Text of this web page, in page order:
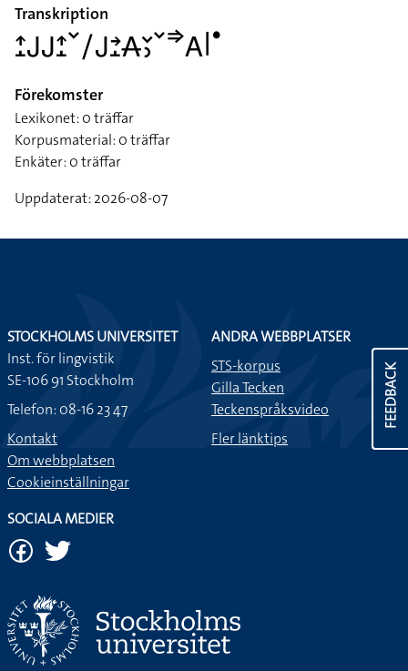
Transkription
􌤴􌤸􌤢􌤢􌤴􌤸􌥧􌥠􌤢􌥔􌤸􌥄􌥖􌤶􌥧􌦆􌤤􌥼􌤟
Förekomster
Lexikonet: 0 träffar
Korpusmaterial: 0 träffar
Enkäter: 0 träffar
Uppdaterat: 2026-08-07
FEEDBACK
STOCKHOLMS UNIVERSITET
Inst. för lingvistik
SE-106 91 Stockholm
Telefon: 08-16 23 47
Kontakt
Om webbplatsen
Cookieinställningar
ANDRA WEBBPLATSER
STS-korpus
Gilla Tecken
Teckenspråksvideo
Fler länktips
SOCIALA MEDIER